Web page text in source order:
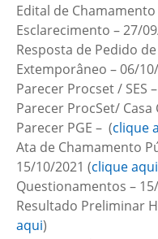
Edital de
Esclarecimento – 27/
Resposta de Pedido
Extemporâneo – 06/
Parecer Procset / SES –
Parecer ProcSet/ Casa
Parecer PGE – (clique
Ata de Chamamento
15/10/2021 (clique aqui
Questionamentos –
Resultado Preliminar
aqui)